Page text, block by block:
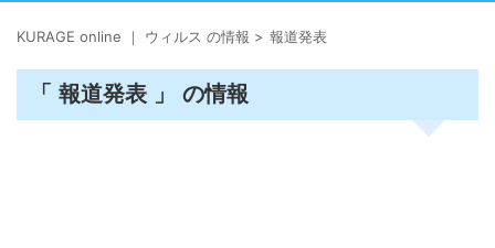
KURAGE online ｜ ウィルス の情報 > 報道発表
「 報道発表 」 の情報